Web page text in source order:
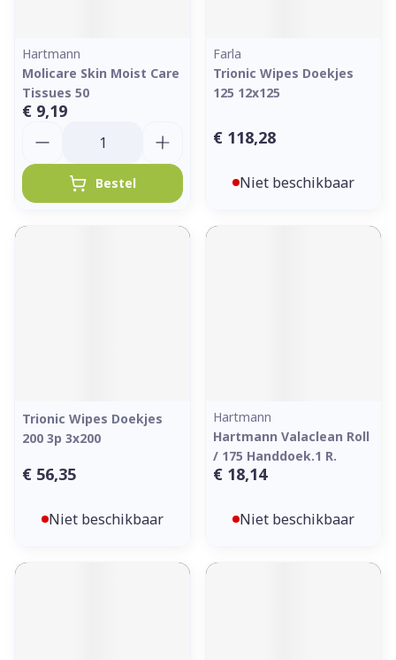
Hartmann
Molicare Skin Moist Care
Tissues 50
€ 9,19
Bestel
Farla
Trionic Wipes Doekjes
125 12x125
€ 118,28
Niet beschikbaar
Trionic Wipes Doekjes
200 3p 3x200
€ 56,35
Niet beschikbaar
Hartmann
Hartmann Valaclean Roll
/ 175 Handdoek.1 R.
€ 18,14
Niet beschikbaar